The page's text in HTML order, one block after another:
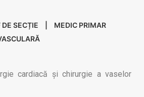
DE SECȚIE
MEDIC PRIMAR
cardiacă și chirurgie a vaselor